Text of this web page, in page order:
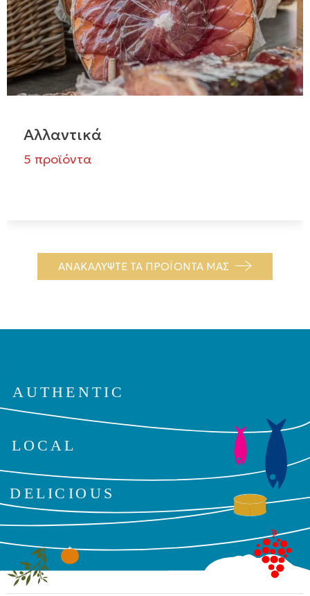
Αλλαντικά
5 προϊόντα
ΑΝΑΚΑΛΥΨΤΕ ΤΑ ΠΡΟΪΟΝΤΑ ΜΑΣ